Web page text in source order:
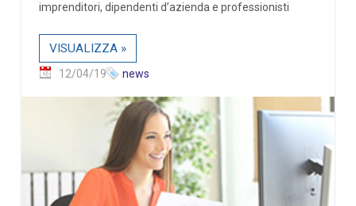
imprenditori, dipendenti d’azienda e professionisti
VISUALIZZA »
12/04/19 news